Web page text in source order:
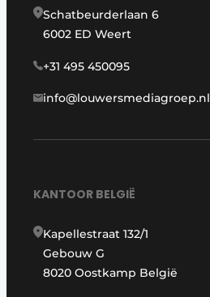
Schatbeurderlaan 6
6002 ED Weert
+31 495 450095
info@louwersmediagroep.nl
KANTOOR BELGIË
Kapellestraat 132/1
Gebouw G
8020 Oostkamp België